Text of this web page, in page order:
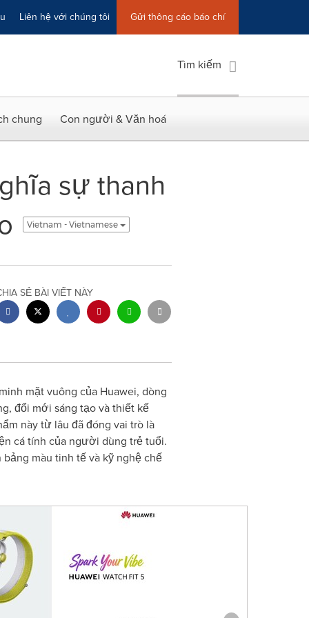
Liên hệ với chúng tôi Gửi thông cáo báo chí
Tìm kiếm
chung Con người & Văn hoá
sự thanh
Vietnam - Vietnamese
SẺ BÀI VIẾT NÀY
mặt vuông của Huawei, dòng
đổi mới sáng tạo và thiết kế
này từ lâu đã đóng vai trò là
cá tính của người dùng trẻ tuổi.
màu tinh tế và kỹ nghệ chế